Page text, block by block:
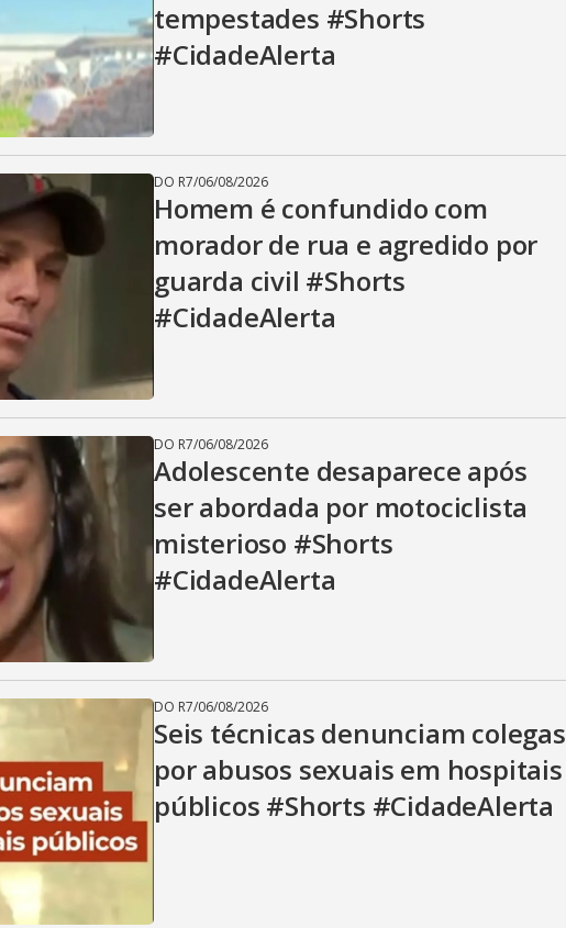
tempestades #Shorts
#CidadeAlerta
DO R7/06/08/2026
Homem é confundido com
morador de rua e agredido por
guarda civil #Shorts
#CidadeAlerta
DO R7/06/08/2026
Adolescente desaparece após
ser abordada por motociclista
misterioso #Shorts
#CidadeAlerta
DO R7/06/08/2026
Seis técnicas denunciam colegas
por abusos sexuais em hospitais
públicos #Shorts #CidadeAlerta